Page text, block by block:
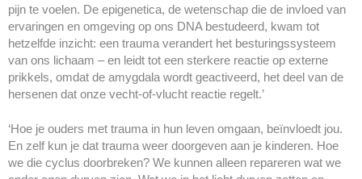
pijn te voelen. De epigenetica, de wetenschap die de invloed van
ervaringen en omgeving op ons DNA bestudeerd, kwam tot
hetzelfde inzicht: een trauma verandert het besturingssysteem
van ons lichaam – en leidt tot een sterkere reactie op externe
prikkels, omdat de amygdala wordt geactiveerd, het deel van de
hersenen dat onze vecht-of-vlucht reactie regelt.’
‘Hoe je ouders met trauma in hun leven omgaan, beïnvloedt jou.
En zelf kun je dat trauma weer doorgeven aan je kinderen. Hoe
we die cyclus doorbreken? We kunnen alleen repareren wat we